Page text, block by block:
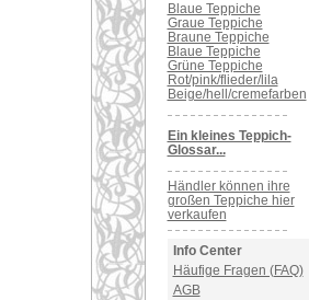
Blaue Teppiche
Graue Teppiche
Braune Teppiche
Blaue Teppiche
Grüne Teppiche
Rot/pink/flieder/lila
Beige/hell/cremefarben
Ein kleines Teppich-
Glossar...
Händler können ihre
großen Teppiche hier
verkaufen
Info Center
Häufige Fragen (FAQ)
AGB